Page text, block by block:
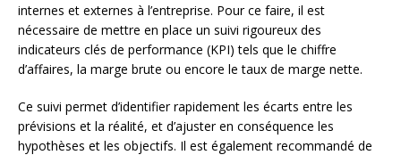
internes et externes à l’entreprise. Pour ce faire, il est
nécessaire de mettre en place un suivi rigoureux des
indicateurs clés de performance (KPI) tels que le chiffre
d’affaires, la marge brute ou encore le taux de marge nette.
Ce suivi permet d’identifier rapidement les écarts entre les
prévisions et la réalité, et d’ajuster en conséquence les
hypothèses et les objectifs. Il est également recommandé de